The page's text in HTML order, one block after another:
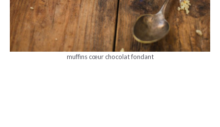
muffins cœur chocolat fondant